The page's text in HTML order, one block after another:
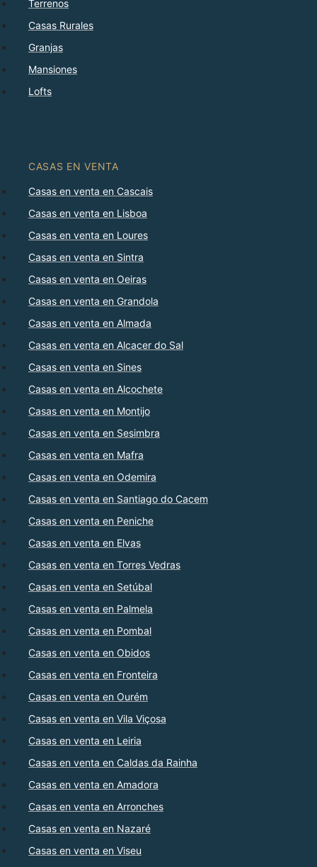
Terrenos
Casas Rurales
Granjas
Mansiones
Lofts
CASAS EN VENTA
Casas en venta en Cascais
Casas en venta en Lisboa
Casas en venta en Loures
Casas en venta en Sintra
Casas en venta en Oeiras
Casas en venta en Grandola
Casas en venta en Almada
Casas en venta en Alcacer do Sal
Casas en venta en Sines
Casas en venta en Alcochete
Casas en venta en Montijo
Casas en venta en Sesimbra
Casas en venta en Mafra
Casas en venta en Odemira
Casas en venta en Santiago do Cacem
Casas en venta en Peniche
Casas en venta en Elvas
Casas en venta en Torres Vedras
Casas en venta en Setúbal
Casas en venta en Palmela
Casas en venta en Pombal
Casas en venta en Obidos
Casas en venta en Fronteira
Casas en venta en Ourém
Casas en venta en Vila Viçosa
Casas en venta en Leiria
Casas en venta en Caldas da Rainha
Casas en venta en Amadora
Casas en venta en Arronches
Casas en venta en Nazaré
Casas en venta en Viseu